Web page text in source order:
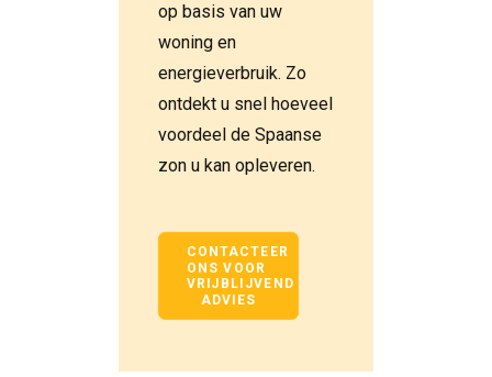
op basis van uw
woning en
energieverbruik. Zo
ontdekt u snel hoeveel
voordeel de Spaanse
zon u kan opleveren.
CONTACTEER
ONS VOOR
VRIJBLIJVEND
ADVIES